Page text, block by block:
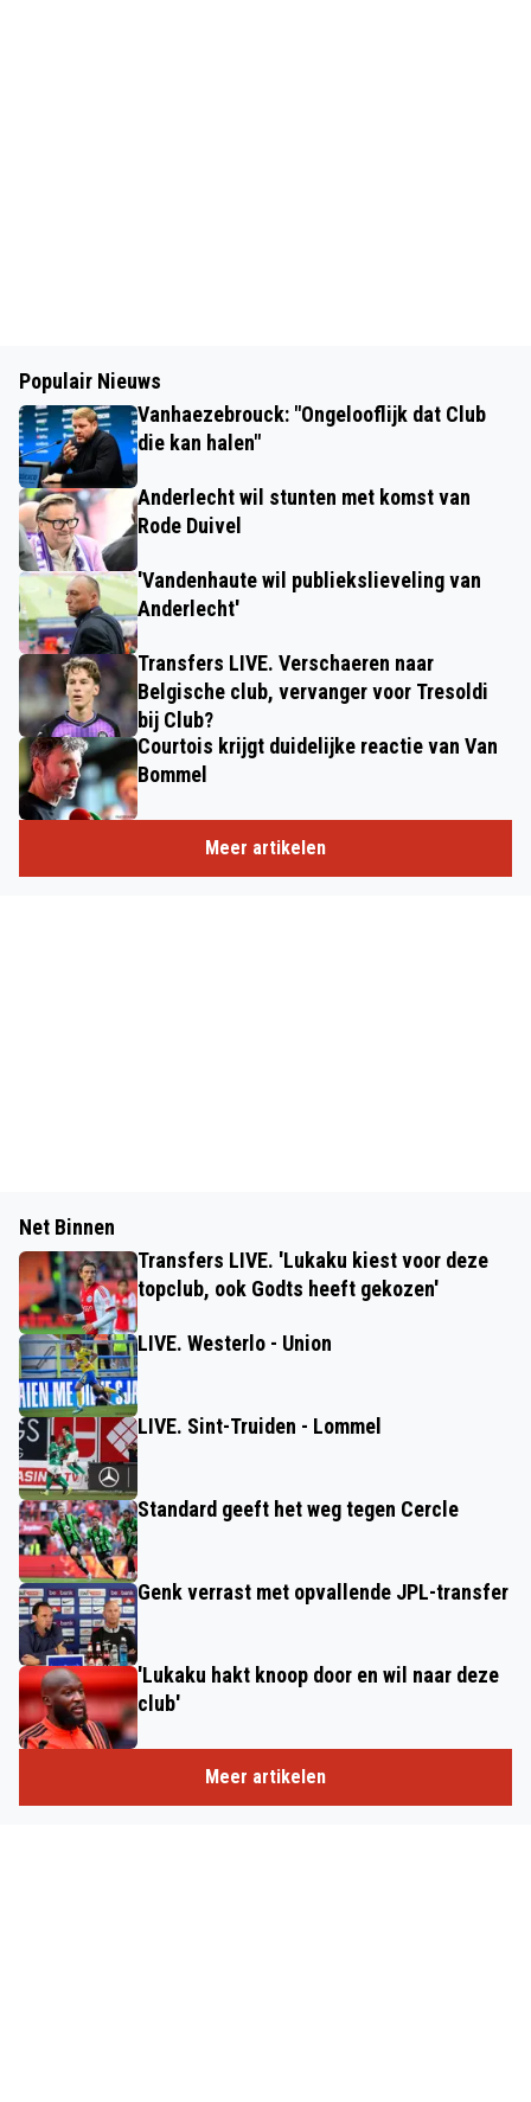
Populair Nieuws
Vanhaezebrouck: "Ongelooflijk dat Club
die kan halen"
Anderlecht wil stunten met komst van
Rode Duivel
'Vandenhaute wil publiekslieveling van
Anderlecht'
Transfers LIVE. Verschaeren naar
Belgische club, vervanger voor Tresoldi
bij Club?
Courtois krijgt duidelijke reactie van Van
Bommel
Meer artikelen
Net Binnen
Transfers LIVE. 'Lukaku kiest voor deze
topclub, ook Godts heeft gekozen'
LIVE. Westerlo - Union
LIVE. Sint-Truiden - Lommel
Standard geeft het weg tegen Cercle
Genk verrast met opvallende JPL-transfer
'Lukaku hakt knoop door en wil naar deze
club'
Meer artikelen